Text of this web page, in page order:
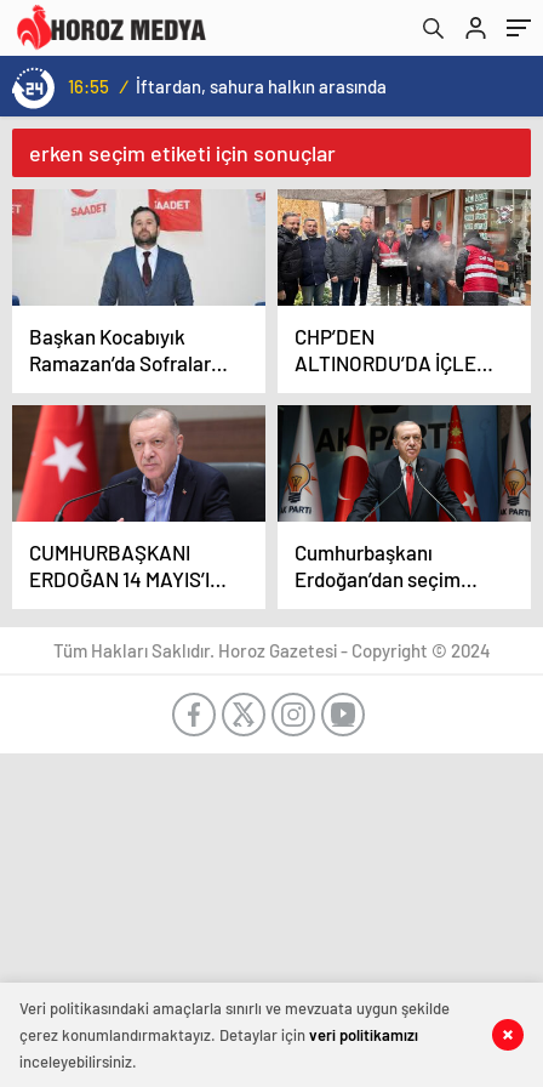
16:55 / İftardan, sahura halkın arasında
erken seçim etiketi için sonuçlar
Başkan Kocabıyık
Ramazan’da Sofralar
Eksildi, Geçim Sıkıntısı
Büyüdü!
CHP’DEN
ALTINORDU’DA İÇLERİ
ISITAN HAREKET
CUMHURBAŞKANI
ERDOĞAN 14 MAYIS’I
İŞARET ETTİ
Cumhurbaşkanı
Erdoğan’dan seçim
tarihi açıklaması
Tüm Hakları Saklıdır. Horoz Gazetesi - Copyright © 2024
Veri politikasındaki amaçlarla sınırlı ve mevzuata uygun şekilde
çerez konumlandırmaktayız. Detaylar içinveri politikamızı
inceleyebilirsiniz.